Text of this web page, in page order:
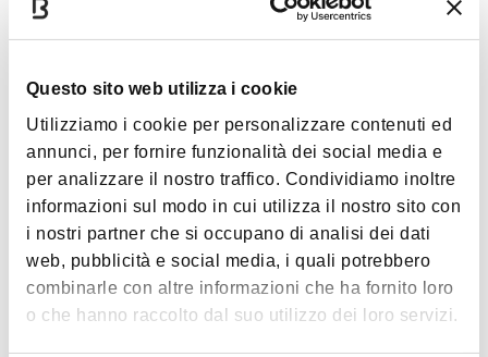
Questo sito web utilizza i cookie
Utilizziamo i cookie per personalizzare contenuti ed
annunci, per fornire funzionalità dei social media e
per analizzare il nostro traffico. Condividiamo inoltre
informazioni sul modo in cui utilizza il nostro sito con
i nostri partner che si occupano di analisi dei dati
web, pubblicità e social media, i quali potrebbero
combinarle con altre informazioni che ha fornito loro
o che hanno raccolto dal suo utilizzo dei loro servizi.
Городской археологический музей
ОСНОВНЫЕ МОМЕНТЫ ДОСТУПНО
КУЛТОВЫЕ СООРУЖЕНИЯ